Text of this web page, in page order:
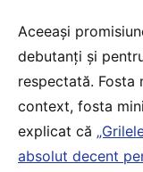
Aceeași
debutanți și
respectată. Fosta
context, fosta
explicat că
absolut decent